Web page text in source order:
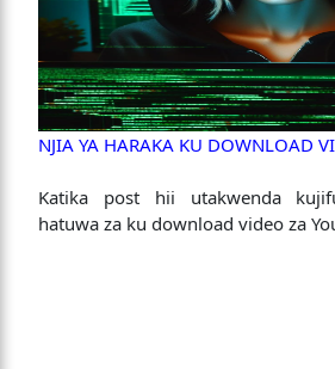
NJIA YA HARAKA KU DOWNLOAD
Katika post hii utakwenda
hatuwa za ku download video za